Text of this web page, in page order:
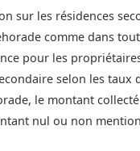
sur les résidences
comme dans
pour les
selon les taux
le montant
nul ou non